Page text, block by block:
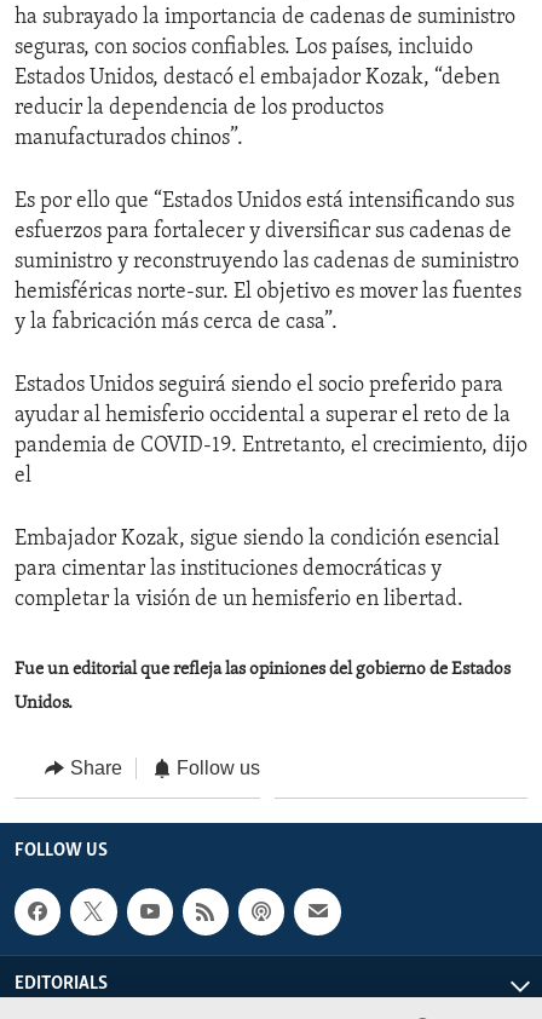
ha subrayado la importancia de cadenas de suministro
seguras, con socios confiables. Los países, incluido
Estados Unidos, destacó el embajador Kozak, “deben
reducir la dependencia de los productos
manufacturados chinos”.
Es por ello que “Estados Unidos está intensificando sus
esfuerzos para fortalecer y diversificar sus cadenas de
suministro y reconstruyendo las cadenas de suministro
hemisféricas norte-sur. El objetivo es mover las fuentes
y la fabricación más cerca de casa”.
Estados Unidos seguirá siendo el socio preferido para
ayudar al hemisferio occidental a superar el reto de la
pandemia de COVID-19. Entretanto, el crecimiento, dijo
el
Embajador Kozak, sigue siendo la condición esencial
para cimentar las instituciones democráticas y
completar la visión de un hemisferio en libertad.
Fue un editorial que refleja las opiniones del gobierno de Estados
Unidos.
Share Follow us
FOLLOW US
EDITORIALS